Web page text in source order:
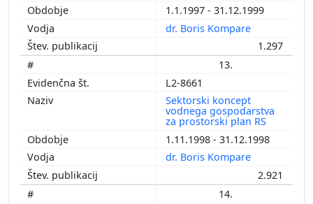
1.1.1997 - 31.12.1999
dr. Boris Kompare
1.297
13.
L2-8661
Sektorski koncept
vodnega gospodarstva
za prostorski plan RS
1.11.1998 - 31.12.1998
dr. Boris Kompare
2.921
14.